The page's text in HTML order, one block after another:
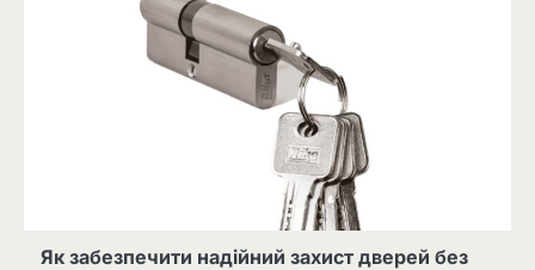
Як забезпечити надійний захист дверей без